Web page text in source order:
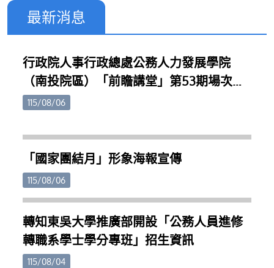
最新消息
行政院人事行政總處公務人力發展學院
（南投院區）「前瞻講堂」第53期場次，
請同仁踴躍報名參加。
115/08/06
「國家團結月」形象海報宣傳
115/08/06
轉知東吳大學推廣部開設「公務人員進修
轉職系學士學分專班」招生資訊
115/08/04